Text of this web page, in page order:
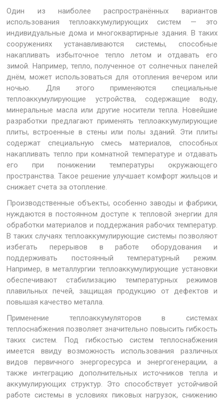
Один из наиболее распространённых вариантов
использования теплоаккумулирующих систем — это
индивидуальные дома и многоквартирные здания. В таких
сооружениях устанавливаются системы, способные
накапливать избыточное тепло летом и отдавать его
зимой. Например, тепло, полученное от солнечных панелей
днём, может использоваться для отопления вечером или
ночью. Для этого применяются специальные
теплоаккумулирующие устройства, содержащие воду,
минеральные масла или другие носители тепла. Новейшие
разработки предлагают применять теплоаккумулирующие
плиты, встроенные в стены или полы зданий. Эти плиты
содержат специальную смесь материалов, способных
накапливать тепло при комнатной температуре и отдавать
его при понижении температуры окружающего
пространства. Такое решение улучшает комфорт жильцов и
снижает счета за отопление.
Производственные объекты, особенно заводы и фабрики,
нуждаются в постоянном доступе к тепловой энергии для
обработки материалов и поддержания рабочих температур.
В таких случаях теплоаккумулирующие системы позволяют
избегать перерывов в работе оборудования и
поддерживать постоянный температурный режим.
Например, в металлургии теплоаккумулирующие установки
обеспечивают стабилизацию температурных режимов
плавильных печей, защищая продукцию от дефектов и
повышая качество металла.
Применение теплоаккумуляторов в системах
теплоснабжения позволяет значительно повысить гибкость
таких систем. Под гибкостью систем теплоснабжения
имеется ввиду возможность использования различных
видов первичного энергоресурса и энергогенерации, а
также интеграцию дополнительных источников тепла и
аккумулирующих структур. Это способствует устойчивой
работе системы в условиях пиковых нагрузок, снижению